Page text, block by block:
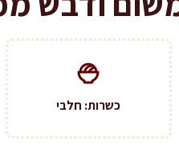
כשרות: חלבי